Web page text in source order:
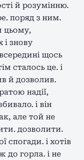
й розумінню.
поряд з ним.
цьому,
і знову
щось
сталось це. і
й дозволив.
надії,
і він
але той не
дозволити.
спогади. і хотів
до горла. і не